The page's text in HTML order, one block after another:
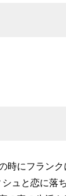
にフランク
ュと恋に落